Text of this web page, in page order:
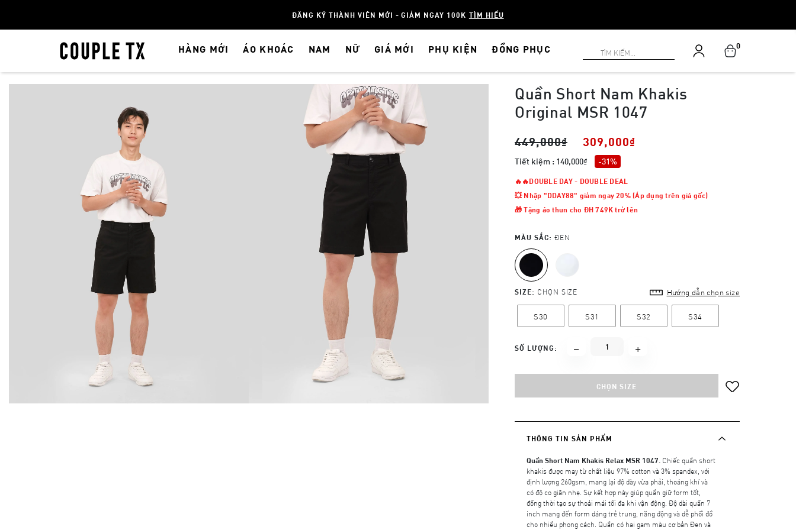
ĐĂNG KÝ THÀNH VIÊN MỚI - GIẢM NGAY 100K TÌM HIỂU
HÀNG MỚI ÁO KHOÁC NAM NỮ GIÁ MỚI PHỤ KIỆN ĐỒNG PHỤC 0
Quần Short Nam Khakis
Original MSR 1047
449,000₫ 309,000₫
Tiết kiệm : 140,000₫ -31%
🔥🔥DOUBLE DAY - DOUBLE DEAL
💥 Nhập "DDAY88" giảm ngay 20% (Áp dụng trên giá gốc)
🎁 Tặng áo thun cho ĐH 749K trở lên
MÀU SẮC: ĐEN
SIZE: CHỌN SIZE Hướng dẫn chọn size
S30 S31 S32 S34
SỐ LƯỢNG:
CHỌN SIZE
THÔNG TIN SẢN PHẨM
Quần Short Nam Khakis Relax MSR 1047. Chiếc quần short
khakis được may từ chất liệu 97% cotton và 3% spandex, với
định lượng 260gsm, mang lại độ dày vừa phải, thoáng khí và
có độ co giãn nhẹ. Sự kết hợp này giúp quần giữ form tốt,
đồng thời tạo sự thoải mái tối đa khi vận động. Độ dài quần 7
inch mang đến form dáng trẻ trung, năng động và dễ phối đồ
cho nhiều phong cách. Quần có hai gam màu cơ bản Đen và